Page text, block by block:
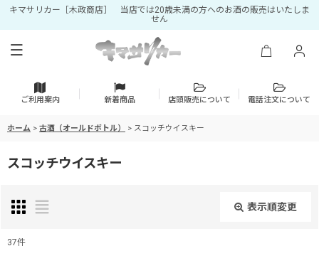
キマサリカー［木政商店］ 当店では20歳未満の方へのお酒の販売はいたしま
せん
ご利用案内 新着商品 店頭販売について 電話注文について
ホーム > 古酒（オールドボトル） > スコッチウイスキー
スコッチウイスキー
表示順変更
37件